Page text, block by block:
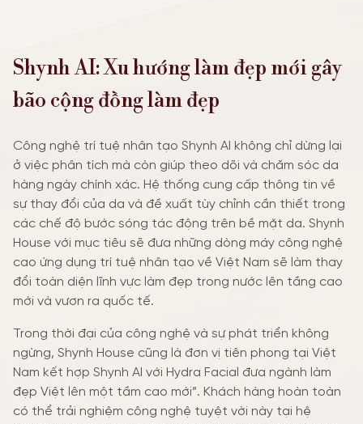
Shynh AI: Xu hướng làm đẹp mới gây
bão cộng đồng làm đẹp
Công nghệ trí tuệ nhân tạo Shynh AI không chỉ dừng lại
ở việc phân tích mà còn giúp theo dõi và chăm sóc da
hàng ngày chính xác. Hệ thống cung cấp thông tin về
sự thay đổi của da và đề xuất tùy chỉnh cần thiết trong
các chế độ bước sóng tác động trên bề mặt da. Shynh
House với mục tiêu sẽ đưa những dòng máy công nghệ
cao ứng dụng trí tuệ nhân tạo về Việt Nam sẽ làm thay
đổi toàn diện lĩnh vực làm đẹp trong nước lên tầng cao
mới và vươn ra quốc tế.
Trong thời đại của công nghệ và sự phát triển không
ngừng, Shynh House cũng là đơn vị tiên phong tại Việt
Nam kết hợp Shynh AI với Hydra Facial đưa ngành làm
đẹp Việt lên một tầm cao mới”. Khách hàng hoàn toàn
có thể trải nghiệm công nghệ tuyệt vời này tại hệ